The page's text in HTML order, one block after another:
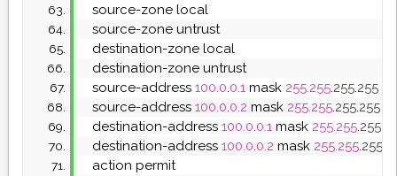
  source-zone local
  source-zone untrust
  destination-zone local
  destination-zone untrust
  source-address
100.0.0.1 mask 255.255.255.255
  source-address
100.0.0.2 mask 255.255.255.255
  destination-address
100.0.0.1 mask 255.255.255.
  destination-address
100.0.0.2 mask 255.255.255
  action permit